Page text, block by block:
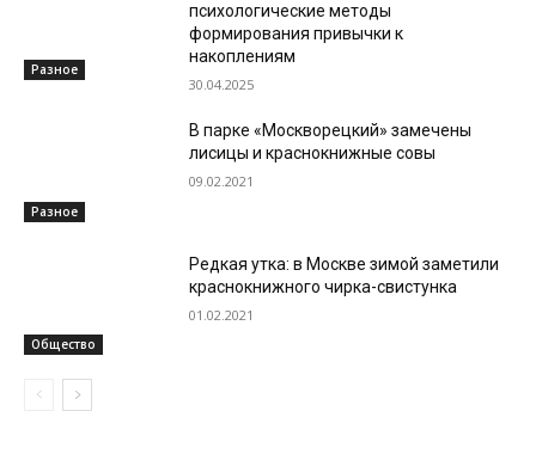
Разное
психологические методы
формирования привычки к
накоплениям
30.04.2025
Разное
В парке «Москворецкий» замечены
лисицы и краснокнижные совы
09.02.2021
Общество
Редкая утка: в Москве зимой заметили
краснокнижного чирка-свистунка
01.02.2021